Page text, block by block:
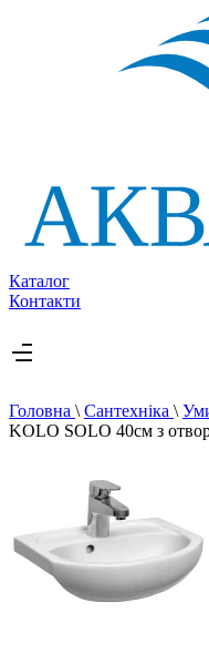
Каталог
Контакти
Головна \ Сантехніка \
KOLO SOLO 40см з